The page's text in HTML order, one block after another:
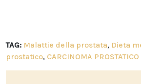
TAG: Malattie della prostata, Dieta
prostatico, CARCINOMA PROSTATICO